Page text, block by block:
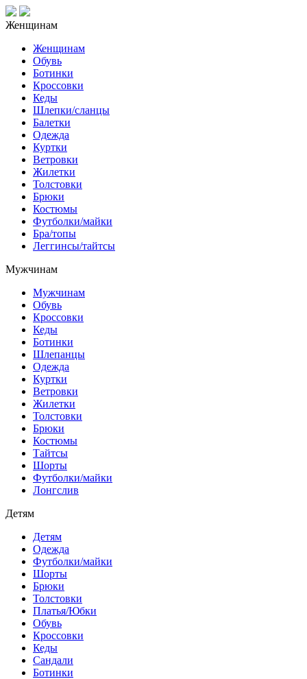
Женщинам
Женщинам
Обувь
Ботинки
Кроссовки
Кеды
Шлепки/сланцы
Балетки
Одежда
Куртки
Ветровки
Жилетки
Толстовки
Брюки
Костюмы
Футболки/майки
Бра/топы
Леггинсы/тайтсы
Мужчинам
Мужчинам
Обувь
Кроссовки
Кеды
Ботинки
Шлепанцы
Одежда
Куртки
Ветровки
Жилетки
Толстовки
Брюки
Костюмы
Тайтсы
Шорты
Футболки/майки
Лонгслив
Детям
Детям
Одежда
Футболки/майки
Шорты
Брюки
Толстовки
Платья/Юбки
Обувь
Кроссовки
Кеды
Сандали
Ботинки